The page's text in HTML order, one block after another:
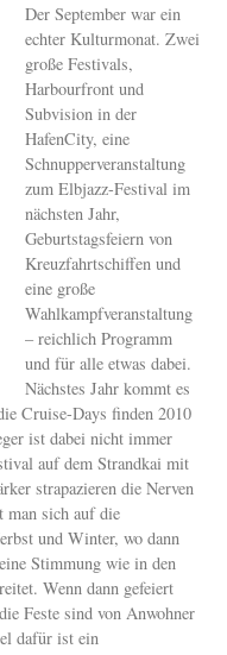
Der September war ein
echter Kulturmonat. Zwei
große Festivals,
Harbourfront und
Subvision in der
HafenCity, eine
Schnupperveranstaltung
zum Elbjazz-Festival im
nächsten Jahr,
Geburtstagsfeiern von
Kreuzfahrtschiffen und
eine große
Wahlkampfveranstaltung
– reichlich Programm
und für alle etwas dabei.
Nächstes Jahr kommt es
Cruise-Days finden 2010
ist dabei nicht immer
auf dem Strandkai mit
strapazieren die Nerven
man sich auf die
und Winter, wo dann
Stimmung wie in den
Wenn dann gefeiert
Feste sind von Anwohner
dafür ist ein